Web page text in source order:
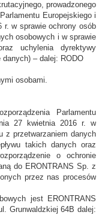
prowadzonego
Europejskiego i
r. w sprawie ochrony osób
osobowych i w sprawie
uchylenia dyrektywy
danych) – dalej: RODO
osobami.
Parlamentu
27 kwietnia 2016 r. w
z przetwarzaniem danych
takich danych oraz
o ochronie
do ERONTRANS Sp. z
przez nas procesów
jest ERONTRANS
Grunwaldzkiej 64B dalej: